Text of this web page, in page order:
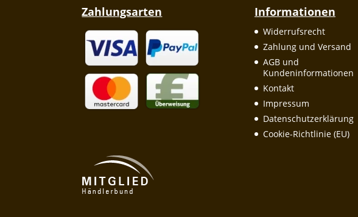
Zahlungsarten Informationen
Widerrufsrecht
Zahlung und Versand
AGB und
Kundeninformationen
Kontakt
Impressum
Datenschutzerklärung
Cookie-Richtlinie (EU)